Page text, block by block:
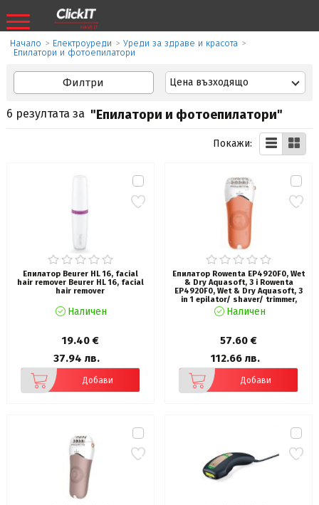
Начало > Eлектроуреди > Уреди за здраве и красота >
Епилатори и фотоепилатори
Филтри Цена възходящо
6 резултата за "Епилатори и фотоепилатори"
Покажи:
Епилатор Beurer HL 16, facial
hair remover Beurer HL 16, facial
hair remover
Наличен
19.40 €
37.94 лв.
Добави
Епилатор Rowenta EP4920F0, Wet
& Dry Aquasoft, 3 i Rowenta
EP4920F0, Wet & Dry Aquasoft, 3
in 1 epilator/ shaver/ trimmer,
advanced epilation technology,
24 hygenic stainless steel
31mm head, soft touch body,
40min
Наличен
57.60 €
112.66 лв.
Добави